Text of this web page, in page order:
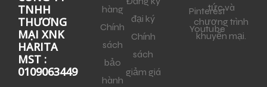
TNHH
THƯƠNG
MẠI XNK
HARITA
MST :
0109063449
hàng
Chính
sách
bảo
hành
đại ký
Chính
sách
giảm giá
Pinterest
Youtube
tức và
chương trình
khuyến mại.